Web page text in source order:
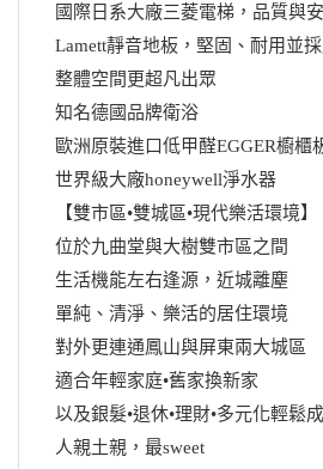
國際日系大廠三菱電梯，品質與
Lamett靜音地板，堅固、耐用並
整體空間更超凡出眾
知名德國品牌衛浴
歐洲原裝進口低甲醛EGGER櫥櫃
世界級大廠honeywell淨水器
【雙市區•雙城區•現代樂活環境】
位於九曲堂與大樹雙市區之間
生活機能左右逢源，近城離塵
單純、清淨、樂活的居住環境
對外更連通鳳山與屏東兩大城區
適合年輕家庭•舊家換新家
以及銀髮•退休•理財•多元化輕鬆成
人親土親，最sweet